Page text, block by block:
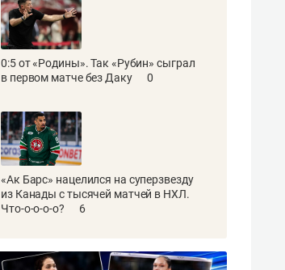
0:5 от «Родины». Так «Рубин» сыграл
в первом матче без Даку
0
«Ак Барс» нацелился на суперзвезду
из Канады с тысячей матчей в НХЛ.
Что-о-о-о-о?
6